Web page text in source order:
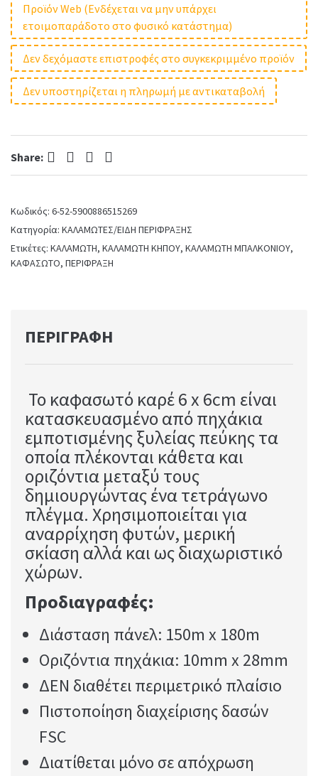
Προϊόν Web (Ενδέχεται να μην υπάρχει
ετοιμοπαράδοτο στο φυσικό κατάστημα)
Δεν δεχόμαστε επιστροφές στο συγκεκριμμένο προϊόν
Δεν υποστηρίζεται η πληρωμή με αντικαταβολή
Share: Facebook Twitter Pinterest LinkedIn
Κωδικός: 6-52-5900886515269
Κατηγορία: ΚΑΛΑΜΩΤΕΣ/ΕΙΔΗ ΠΕΡΙΦΡΑΞΗΣ
Ετικέτες: ΚΑΛΑΜΩΤΗ, ΚΑΛΑΜΩΤΗ ΚΗΠΟΥ, ΚΑΛΑΜΩΤΗ ΜΠΑΛΚΟΝΙΟΥ,
ΚΑΦΑΣΩΤΟ, ΠΕΡΙΦΡΑΞΗ
ΠΕΡΙΓΡΑΦΉ
Το καφασωτό καρέ 6 x 6cm είναι
κατασκευασμένο από πηχάκια
εμποτισμένης ξυλείας πεύκης τα
οποία πλέκονται κάθετα και
οριζόντια μεταξύ τους
δημιουργώντας ένα τετράγωνο
πλέγμα. Χρησιμοποιείται για
αναρρίχηση φυτών, μερική
σκίαση αλλά και ως διαχωριστικό
χώρων.
Προδιαγραφές:
Διάσταση πάνελ: 150m x 180m
Οριζόντια πηχάκια: 10mm x 28mm
ΔΕΝ διαθέτει περιμετρικό πλαίσιο
Πιστοποίηση διαχείρισης δασών
FSC
Διατίθεται μόνο σε απόχρωση